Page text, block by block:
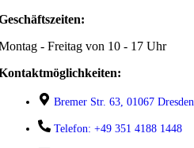
- Freitag von 10 - 17 Uhr
Bremer Str. 63, 01067 Dresden
Telefon: +49 351 4188 1448